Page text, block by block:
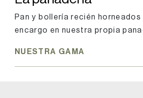
Pan y bollería recién horneados
encargo en nuestra propia
NUESTRA GAMA